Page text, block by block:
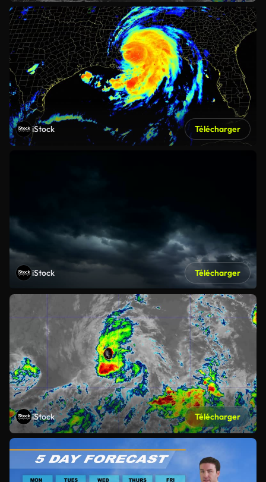
iStock Télécharger
iStock Télécharger
iStock Télécharger